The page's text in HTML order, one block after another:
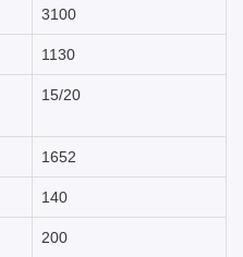
3100
1130
15/20
1652
140
200